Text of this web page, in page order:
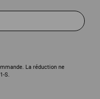
La réduction ne
S.